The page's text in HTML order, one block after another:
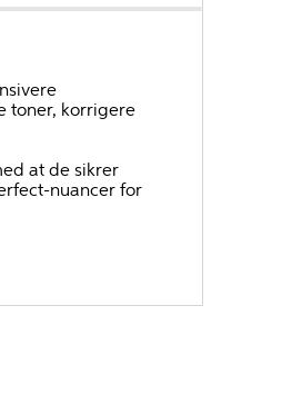
toner, korrigere
at de sikrer
nuancer for